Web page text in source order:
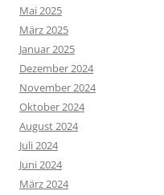
Mai 2025
März 2025
Januar 2025
Dezember 2024
November 2024
Oktober 2024
August 2024
Juli 2024
Juni 2024
März 2024